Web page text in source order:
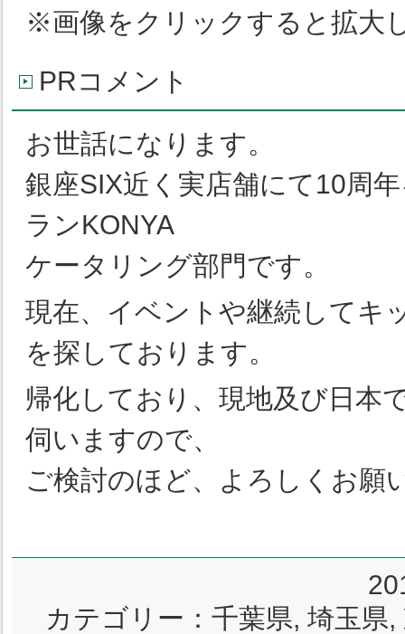
※画像をクリックすると拡大
PRコメント
お世話になります。
銀座SIX近く実店舗にて10周
ランKONYA
ケータリング部門です。
現在、イベントや継続してキ
を探しております。
帰化しており、現地及び日本
伺いますので、
ご検討のほど、よろしくお願
カテゴリー： 千葉県, 埼玉県,